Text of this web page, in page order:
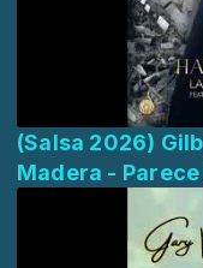
(Salsa 2026)
Madera - Parece